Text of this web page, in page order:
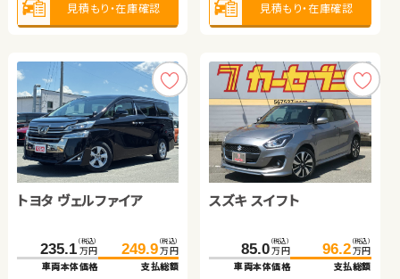
見積もり・在庫確認 見積もり・在庫確認
トヨタ ヴェルファイア
235.1 （税込）
万円
車両本体価格
249.9 （税込）
万円
支払総額
スズキ スイフト
85.0 （税込）
万円
車両本体価格
96.2 （税込）
万円
支払総額
見積もり・在庫確認 見積もり・在庫確認
トヨタ ヴォクシー
79.1 （税込）
万円
車両本体価格
87.7 （税込）
万円
支払総額
トヨタ プリウス
見積もり・在庫確認 排気 660 整備 法定整備付
日産 エクストレイル ホンダ フィット